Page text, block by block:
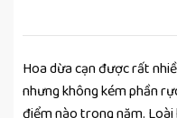
Hoa dừa cạn được rất
nhưng không kém phần